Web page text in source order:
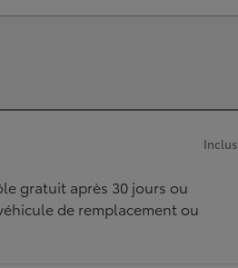
Inclus
gratuit après 30 jours ou
de remplacement ou